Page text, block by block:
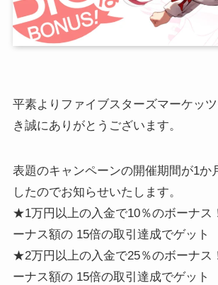
平素よりファイブスターズマーケッ
き誠にありがとうございます。
表題のキャンペーンの開催期間が1か
したのでお知らせいたします。
★1万円以上の入金で10％のボーナ
ーナス額の 15倍の取引達成でゲット
★2万円以上の入金で25％のボーナ
ーナス額の 15倍の取引達成でゲット